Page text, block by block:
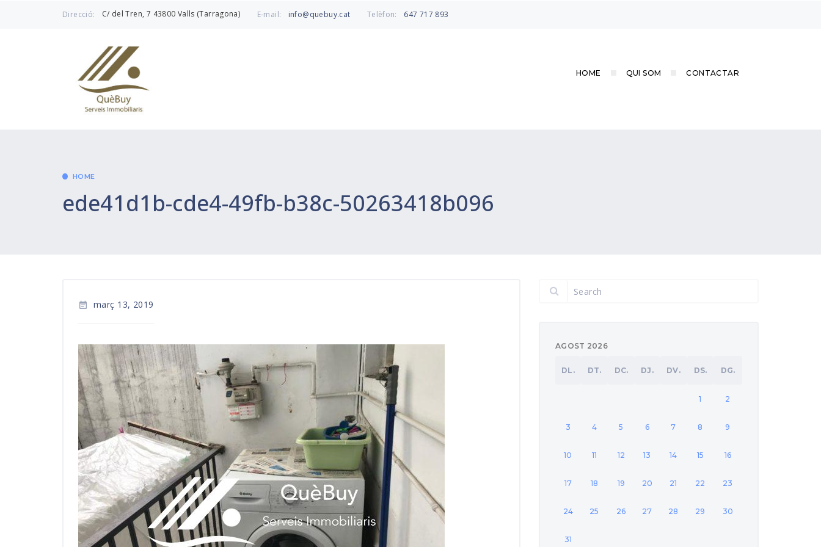
Direcció: C/ del Tren, 7 43800 Valls (Tarragona) E-mail: info@quebuy.cat Telèfon: 647 717 893
HOME QUI SOM CONTACTAR
HOME
ede41d1b-cde4-49fb-b38c-50263418b096
 març 13, 2019
AGOST 2026
DL. DT. DC. DJ. DV. DS. DG.
1 2
3 4 5 6 7 8 9
10 11 12 13 14 15 16
17 18 19 20 21 22 23
24 25 26 27 28 29 30
31